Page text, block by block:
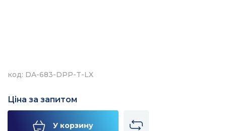
код: DA-683-DPP-T-LX
Ціна за запитом
У корзину